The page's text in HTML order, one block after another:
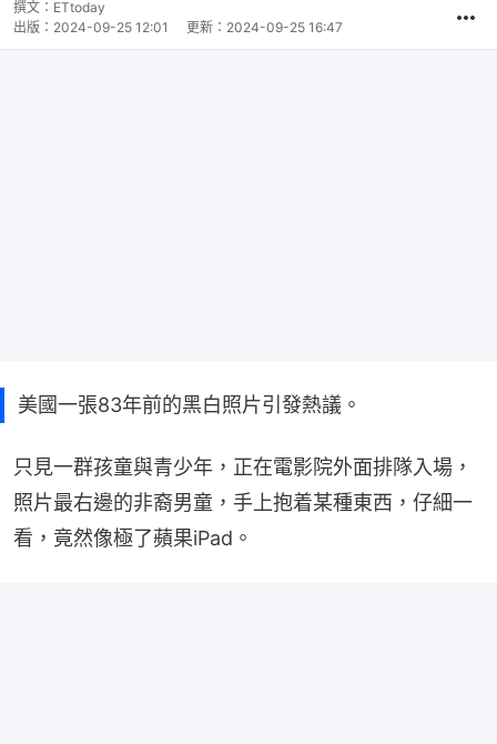
撰文： ETtoday
出版： 2024-09-25 12:01 更新： 2024-09-25 16:47
美國一張83年前的黑白照片引發熱議。
只見一群孩童與青少年，正在電影院外面排隊入場，
照片最右邊的非裔男童，手上抱着某種東西，仔細一
看，竟然像極了蘋果iPad。